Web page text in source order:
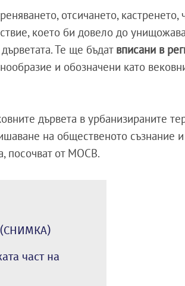
отсичането,
което би довело до
Те ще бъдат вписани в
и обозначени като
дървета в урбанизираните
на общественото съзнание и
посочват от МОСВ.
(СНИМКА)
част на